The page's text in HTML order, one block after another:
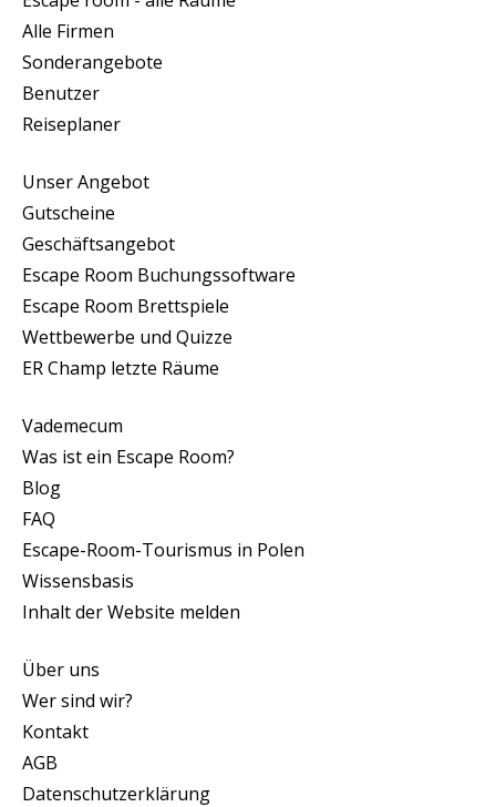
Alle Firmen
Sonderangebote
Benutzer
Reiseplaner
Unser Angebot
Gutscheine
Geschäftsangebot
Escape Room Buchungssoftware
Escape Room Brettspiele
Wettbewerbe und Quizze
ER Champ letzte Räume
Vademecum
Was ist ein Escape Room?
Blog
FAQ
Escape-Room-Tourismus in Polen
Wissensbasis
Inhalt der Website melden
Über uns
Wer sind wir?
Kontakt
AGB
Datenschutzerklärung